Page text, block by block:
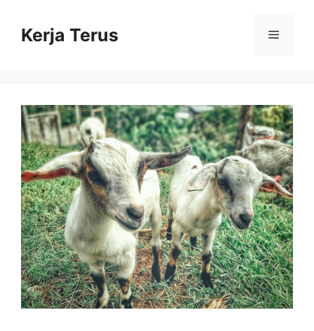
Kerja Terus Menu